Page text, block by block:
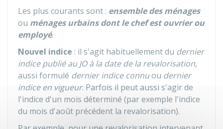
Les plus courants sont : ensemble des ménages
ou ménages urbainsdont le chef est ouvrier ou
employé.
Nouvel indice : il s'agit habituellement du dernier
indice publié au JO à la date de la revalorisation,
aussi formulé dernier indice connuou dernier
indice en vigueur. Parfois il peut aussi s'agir de
l'indice d'un mois déterminé (par exemple l'indice
du mois d'août précédent la revalorisation).